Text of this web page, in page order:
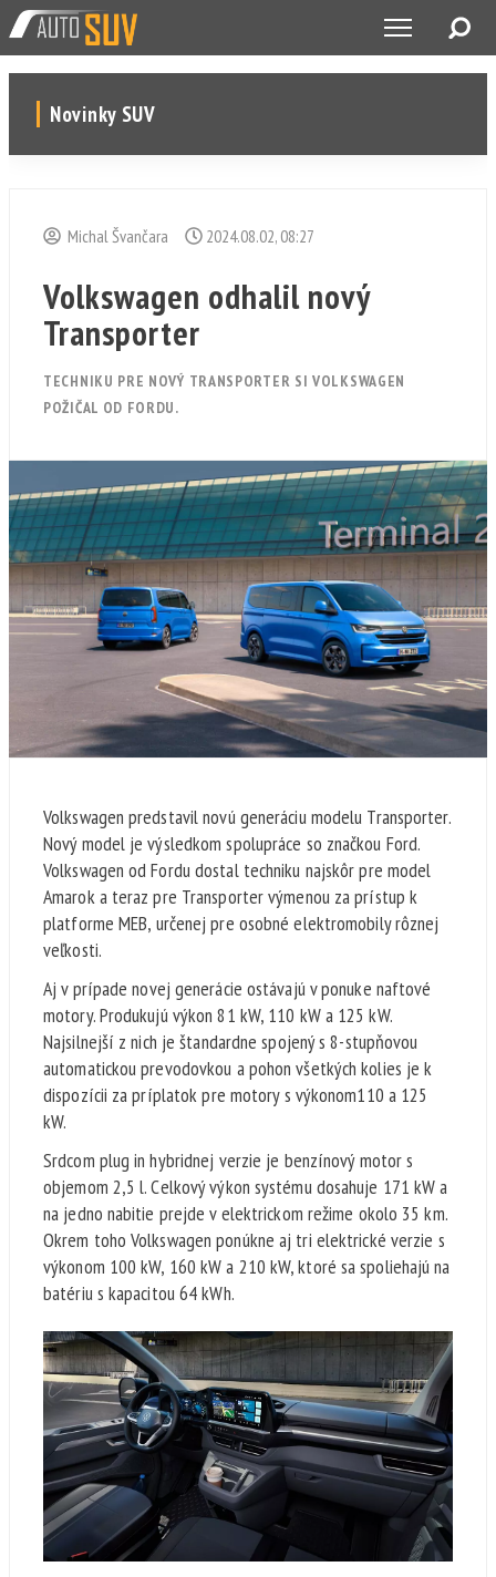
Novinky SUV
Michal Švančara 2024.08.02, 08:27
Volkswagen odhalil nový
Transporter
TECHNIKU PRE NOVÝ TRANSPORTER SI VOLKSWAGEN
POŽIČAL OD FORDU.
Volkswagen predstavil novú generáciu modelu Transporter.
Nový model je výsledkom spolupráce so značkou Ford.
Volkswagen od Fordu dostal techniku najskôr pre model
Amarok a teraz pre Transporter výmenou za prístup k
platforme MEB, určenej pre osobné elektromobily rôznej
veľkosti.
Aj v prípade novej generácie ostávajú v ponuke naftové
motory. Produkujú výkon 81 kW, 110 kW a 125 kW.
Najsilnejší z nich je štandardne spojený s 8-stupňovou
automatickou prevodovkou a pohon všetkých kolies je k
dispozícii za príplatok pre motory s výkonom110 a 125
kW.
Srdcom plug in hybridnej verzie je benzínový motor s
objemom 2,5 l. Celkový výkon systému dosahuje 171 kW a
na jedno nabitie prejde v elektrickom režime okolo 35 km.
Okrem toho Volkswagen ponúkne aj tri elektrické verzie s
výkonom 100 kW, 160 kW a 210 kW, ktoré sa spoliehajú na
batériu s kapacitou 64 kWh.